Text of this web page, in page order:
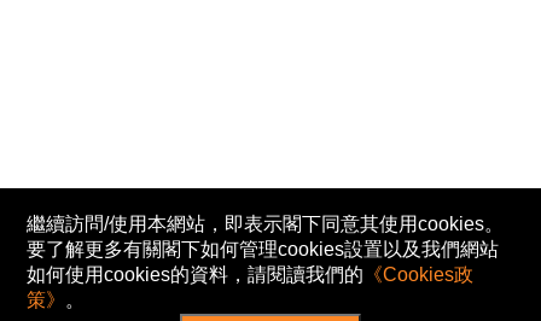
繼續訪問/使用本網站，即表示閣下同意其使用cookies。
要了解更多有關閣下如何管理cookies設置以及我們網站
如何使用cookies的資料，請閱讀我們的 《Cookies政
策》 。